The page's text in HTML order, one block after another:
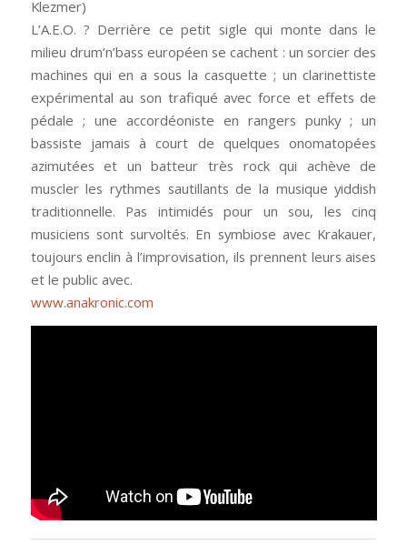
Klezmer)
L’A.E.O. ? Derrière ce petit sigle qui monte dans le
milieu drum’n’bass européen se cachent : un sorcier des
machines qui en a sous la casquette ; un clarinettiste
expérimental au son trafiqué avec force et effets de
pédale ; une accordéoniste en rangers punky ; un
bassiste jamais à court de quelques onomatopées
azimutées et un batteur très rock qui achève de
muscler les rythmes sautillants de la musique yiddish
traditionnelle. Pas intimidés pour un sou, les cinq
musiciens sont survoltés. En symbiose avec Krakauer,
toujours enclin à l’improvisation, ils prennent leurs aises
et le public avec.
www.anakronic.com